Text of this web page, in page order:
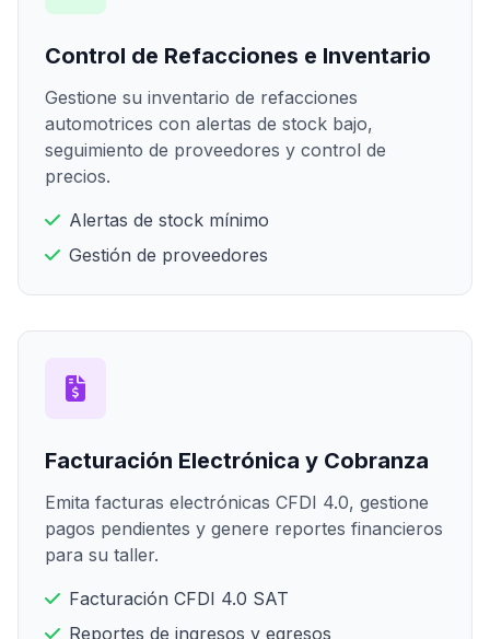
Control de Refacciones e Inventario
Gestione su inventario de refacciones
automotrices con alertas de stock bajo,
seguimiento de proveedores y control de
precios.
Alertas de stock mínimo
Gestión de proveedores
Facturación Electrónica y Cobranza
Emita facturas electrónicas CFDI 4.0, gestione
pagos pendientes y genere reportes financieros
para su taller.
Facturación CFDI 4.0 SAT
Reportes de ingresos y egresos